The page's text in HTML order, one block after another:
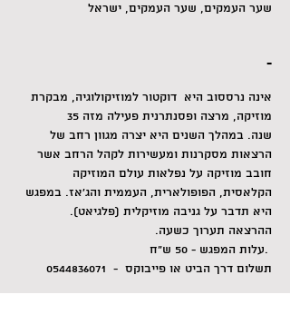
שער העמקים, שער העמקים, ישראל
-
אינה נרססוב היא  דוקטור למוזיקולוגיה, מבקרת
שנה. במהלך השנים היא יצרה מגוון רחב של
הרצאות מסקרנות ומעשירות לקהל הרחב אשר
חובב מוזיקה על נפלאות עולם המוזיקה
הקלאסית, הפופולארית, העממית והג'אז. במפגש
היא תדבר על גניבה מוזיקלית (פלגיאט).
ההרצאה תערוך כשעה.
.עלות המפגש - 50 ש"ח
תשלום דרך הביט או פייבוקס  -  0544836071